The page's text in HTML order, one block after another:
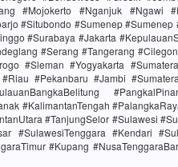
#Mojokerto #Nganjuk #Ngawi
#Situbondo #Sumenep #Sumenep
#Surabaya #Jakarta
#Serang #Tangerang
#Sleman #Yogyakarta
#Pekanbaru #Jambi
#KalimantanTengah
#TanjungSelor #Sulawesi
#SulawesiTenggara #Kendari
#Kupang